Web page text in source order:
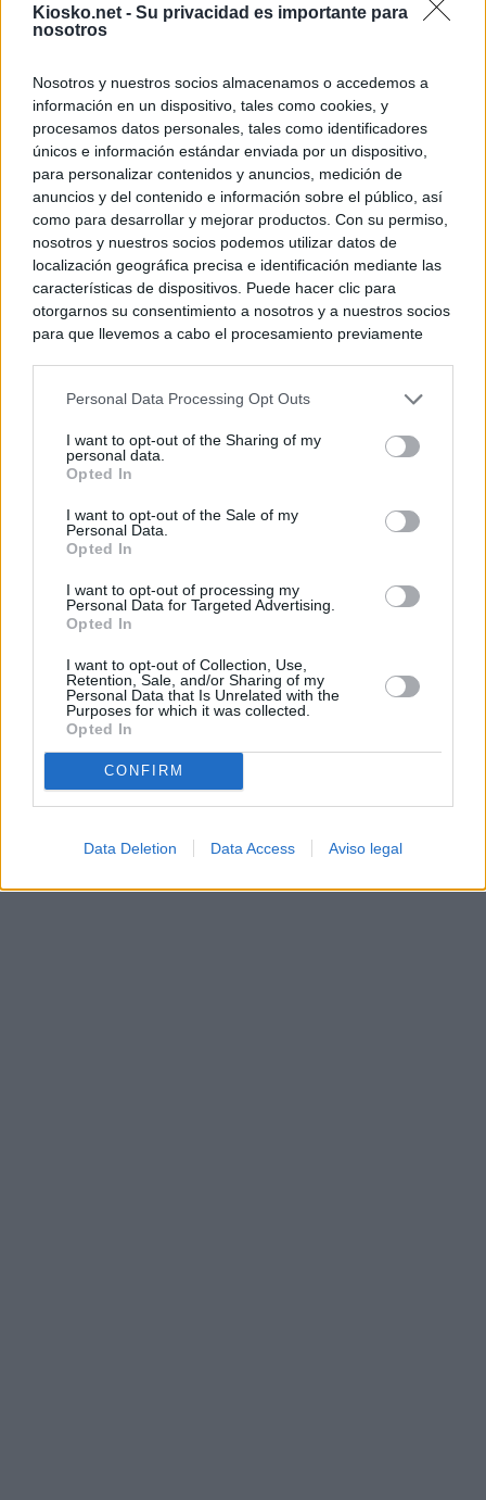
Kiosko.net - Su privacidad es importante para
nosotros
Nosotros y nuestros socios almacenamos o accedemos a
información en un dispositivo, tales como cookies, y
procesamos datos personales, tales como identificadores
únicos e información estándar enviada por un dispositivo,
para personalizar contenidos y anuncios, medición de
anuncios y del contenido e información sobre el público, así
como para desarrollar y mejorar productos. Con su permiso,
nosotros y nuestros socios podemos utilizar datos de
localización geográfica precisa e identificación mediante las
características de dispositivos. Puede hacer clic para
otorgarnos su consentimiento a nosotros y a nuestros socios
para que llevemos a cabo el procesamiento previamente
negar su consentimiento. Tenga en cuenta que algún
de su consentimiento, pero usted tiene el derecho de
rechazar tal procesamiento. Sus preferencias se aplicarán
cualquier momento entrando de nuevo en este sitio web o
visitando nuestra política de privacidad.
Personal Data Processing Opt Outs
I want to opt-out of the Sharing of my
personal data.
Opted In
I want to opt-out of the Sale of my
Personal Data.
Opted In
I want to opt-out of processing my
Personal Data for Targeted Advertising.
Opted In
I want to opt-out of Collection, Use,
Retention, Sale, and/or Sharing of my
Personal Data that Is Unrelated with the
Purposes for which it was collected.
Opted In
CONFIRM
Data Deletion Data Access Aviso legal